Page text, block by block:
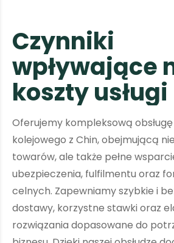
Czynniki
wpływające
kosztyusługi
Oferujemy kompleksową
kolejowego z Chin, obejmującą
towarów, ale także pełne
ubezpieczenia, fulfilmentu oraz
celnych. Zapewniamy szybkie i
dostawy, korzystne stawki oraz
rozwiązania dopasowane do